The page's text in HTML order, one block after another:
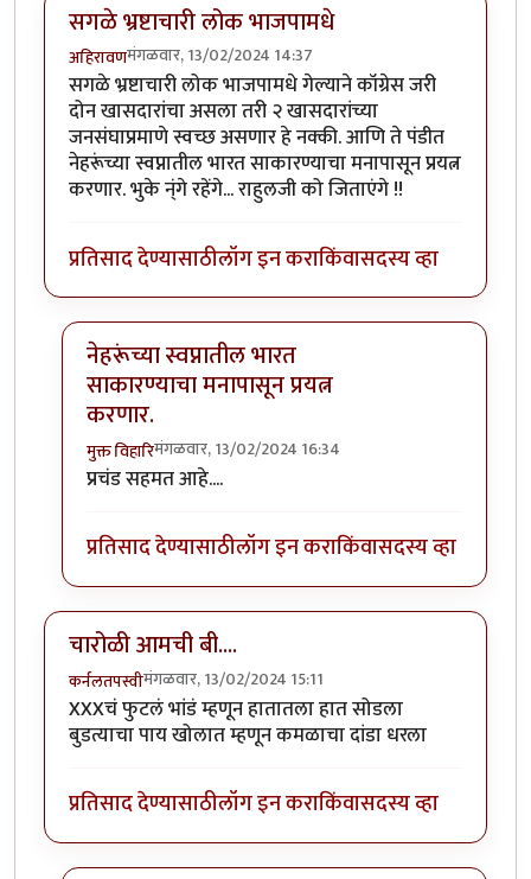
सगळे भ्रष्टाचारी लोक भाजपामधे
अहिरावणमंगळवार, 13/02/2024 14:37
सगळे भ्रष्टाचारी लोक भाजपामधे गेल्याने कॉग्रेस जरी
दोन खासदारांचा असला तरी २ खासदारांच्या
जनसंघाप्रमाणे स्वच्छ असणार हे नक्की. आणि ते पंडीत
नेहरूंच्या स्वप्नातील भारत साकारण्याचा मनापासून प्रयत्न
करणार. भुके न्ंगे रहेंगे... राहुलजी को जिताएंगे !!
प्रतिसाद देण्यासाठीलॉग इन कराकिंवासदस्य व्हा
नेहरूंच्या स्वप्नातील भारत
साकारण्याचा मनापासून प्रयत्न
करणार.
मुक्त विहारिमंगळवार, 13/02/2024 16:34
In reply toसगळे भ्रष्टाचारी लोक भाजपामधे
प्रचंड सहमत आहे....
प्रतिसाद देण्यासाठीलॉग इन कराकिंवासदस्य व्हा
चारोळी आमची बी....
कर्नलतपस्वीमंगळवार, 13/02/2024 15:11
XXXचं फुटलं भांडं म्हणून हातातला हात सोडला
बुडत्याचा पाय खोलात म्हणून कमळाचा दांडा धरला
प्रतिसाद देण्यासाठीलॉग इन कराकिंवासदस्य व्हा